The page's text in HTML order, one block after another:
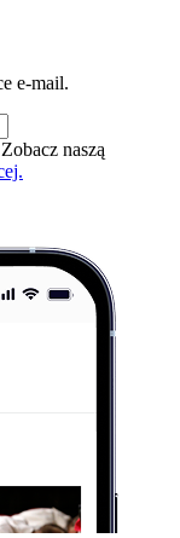
e-mail.
naszą